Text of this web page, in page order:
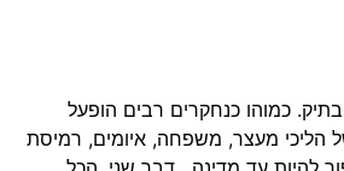
כמוהו כנחקרים רבים הופעל
הליכי מעצר, משפחה, איומים, רמיסת